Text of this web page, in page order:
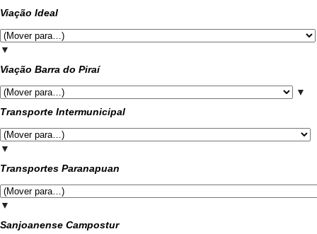
Viação Ideal
▼
Viação Barra do Piraí
▼
Transporte Intermunicipal
▼
Transportes Paranapuan
▼
Sanjoanense Campostur